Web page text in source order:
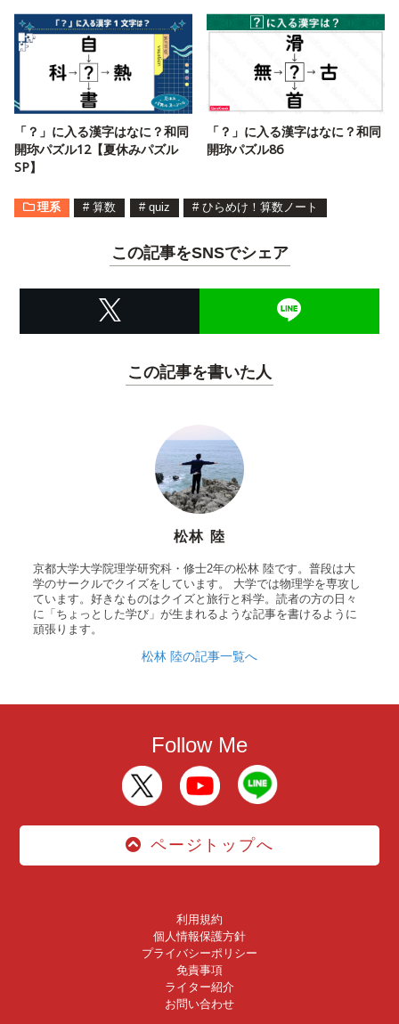
「？」に入る漢字はなに？和同
開珎パズル12【夏休みパズル
SP】
「？」に入る漢字はなに？和同
開珎パズル86
理系 # 算数 # quiz # ひらめけ！算数ノート
この記事をSNSでシェア
この記事を書いた人
松林 陸
京都大学大学院理学研究科・修士2年の松林 陸です。普段は大
学のサークルでクイズをしています。 大学では物理学を専攻し
ています。好きなものはクイズと旅行と科学。読者の方の日々
に「ちょっとした学び」が生まれるような記事を書けるように
頑張ります。
松林 陸の記事一覧へ
Follow Me
ページトップへ
利用規約
個人情報保護方針
プライバシーポリシー
免責事項
ライター紹介
お問い合わせ